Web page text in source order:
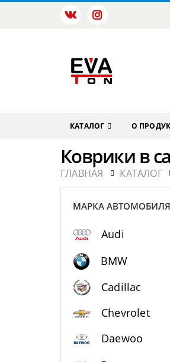
КАТАЛОГ О
Коврики в
ГЛАВНАЯ КАТАЛОГ
МАРКА АВТОМОБИЛЯ
Audi
BMW
Cadillac
Chevrolet
Daewoo